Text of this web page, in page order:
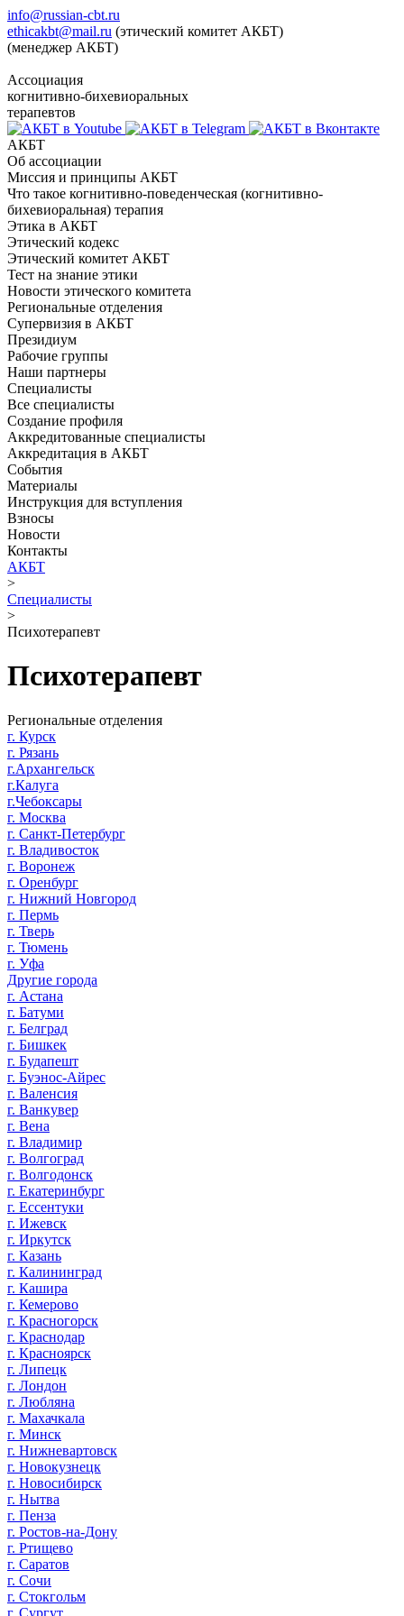
info@russian-cbt.ru
ethicakbt@mail.ru (этический комитет АКБТ)
(менеджер АКБТ)
Ассоциация
когнитивно-бихевиоральных
терапевтов
АКБТ
Об ассоциации
Миссия и принципы АКБТ
Что такое когнитивно-поведенческая (когнитивно-
бихевиоральная) терапия
Этика в АКБТ
Этический кодекс
Этический комитет АКБТ
Тест на знание этики
Новости этического комитета
Региональные отделения
Супервизия в АКБТ
Президиум
Рабочие группы
Наши партнеры
Специалисты
Все специалисты
Создание профиля
Аккредитованные специалисты
Аккредитация в АКБТ
События
Материалы
Инструкция для вступления
Взносы
Новости
Контакты
АКБТ
>
Специалисты
>
Психотерапевт
Психотерапевт
Региональные отделения
г. Курск
г. Рязань
г.Архангельск
г.Калуга
г.Чебоксары
г. Москва
г. Санкт-Петербург
г. Владивосток
г. Воронеж
г. Оренбург
г. Нижний Новгород
г. Пермь
г. Тверь
г. Тюмень
г. Уфа
Другие города
г. Астана
г. Батуми
г. Белград
г. Бишкек
г. Будапешт
г. Буэнос-Айрес
г. Валенсия
г. Ванкувер
г. Вена
г. Владимир
г. Волгоград
г. Волгодонск
г. Екатеринбург
г. Ессентуки
г. Ижевск
г. Иркутск
г. Казань
г. Калининград
г. Кашира
г. Кемерово
г. Красногорск
г. Краснодар
г. Красноярск
г. Липецк
г. Лондон
г. Любляна
г. Махачкала
г. Минск
г. Нижневартовск
г. Новокузнецк
г. Новосибирск
г. Нытва
г. Пенза
г. Ростов-на-Дону
г. Ртищево
г. Саратов
г. Сочи
г. Стокгольм
г. Сургут